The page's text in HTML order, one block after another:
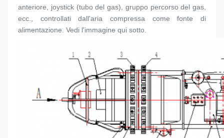
anteriore, joystick (tubo del gas), gruppo percorso del gas,
ecc., controllati dall'aria compressa come fonte di
alimentazione. Vedi l'immagine qui sotto.